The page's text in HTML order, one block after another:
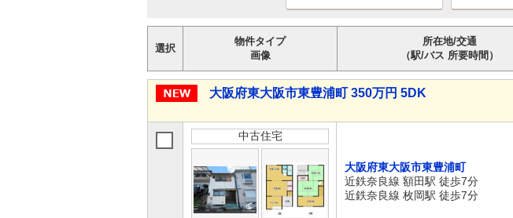
選択
物件タイプ
画像
所在地/交通
（駅/バス 所要時間）
大阪府東大阪市東豊浦町 350万円 5DK
中古住宅
大阪府東大阪市東豊浦町
近鉄奈良線 額田駅 徒歩7分
近鉄奈良線 枚岡駅 徒歩7分